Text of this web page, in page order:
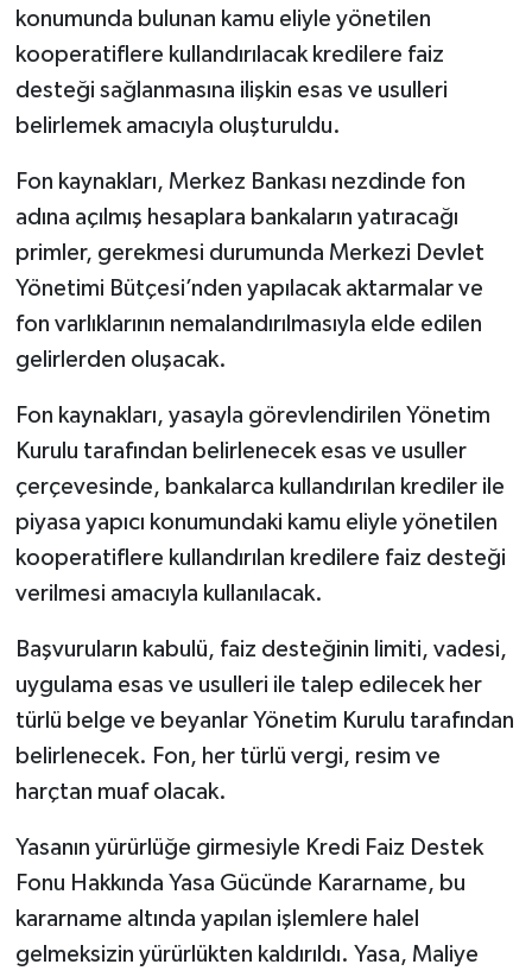
konumunda bulunan kamu eliyle yönetilen
kooperatiflere kullandırılacak kredilere faiz
desteği sağlanmasına ilişkin esas ve usulleri
belirlemek amacıyla oluşturuldu.
Fon kaynakları, Merkez Bankası nezdinde fon
adına açılmış hesaplara bankaların yatıracağı
primler, gerekmesi durumunda Merkezi Devlet
Yönetimi Bütçesi’nden yapılacak aktarmalar ve
fon varlıklarının nemalandırılmasıyla elde edilen
gelirlerden oluşacak.
Fon kaynakları, yasayla görevlendirilen Yönetim
Kurulu tarafından belirlenecek esas ve usuller
çerçevesinde, bankalarca kullandırılan krediler ile
piyasa yapıcı konumundaki kamu eliyle yönetilen
kooperatiflere kullandırılan kredilere faiz desteği
verilmesi amacıyla kullanılacak.
Başvuruların kabulü, faiz desteğinin limiti, vadesi,
uygulama esas ve usulleri ile talep edilecek her
türlü belge ve beyanlar Yönetim Kurulu tarafından
belirlenecek. Fon, her türlü vergi, resim ve
harçtan muaf olacak.
Yasanın yürürlüğe girmesiyle Kredi Faiz Destek
Fonu Hakkında Yasa Gücünde Kararname, bu
kararname altında yapılan işlemlere halel
gelmeksizin yürürlükten kaldırıldı. Yasa, Maliye